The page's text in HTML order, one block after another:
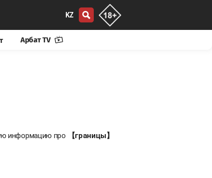
KZ
Арбат TV
информацию про
【границы】